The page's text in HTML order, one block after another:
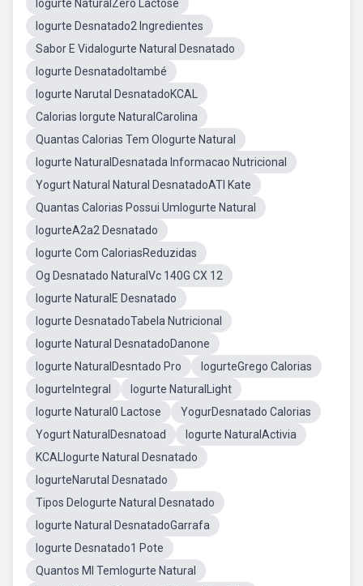
Iogurte NaturalZero Lactose
Iogurte Desnatado2 Ingredientes
Sabor E VidaIogurte Natural Desnatado
Iogurte DesnatadoItambé
Iogurte Narutal DesnatadoKCAL
Calorias Iorgute NaturalCarolina
Quantas Calorias Tem OIogurte Natural
Iogurte NaturalDesnatada Informacao Nutricional
Yogurt Natural Natural DesnatadoATI Kate
Quantas Calorias Possui UmIogurte Natural
IogurteA2a2 Desnatado
Iogurte Com CaloriasReduzidas
Og Desnatado NaturalVc 140G CX 12
Iogurte NaturalE Desnatado
Iogurte DesnatadoTabela Nutricional
Iogurte Natural DesnatadoDanone
Iogurte NaturalDesntado Pro
IogurteGrego Calorias
IogurteIntegral
Iogurte NaturalLight
Iogurte Natural0 Lactose
YogurDesnatado Calorias
Yogurt NaturalDesnatoad
Iogurte NaturalActivia
KCALIogurte Natural Desnatado
IogurteNarutal Desnatado
Tipos DeIogurte Natural Desnatado
Iogurte Natural DesnatadoGarrafa
Iogurte Desnatado1 Pote
Quantos Ml TemIogurte Natural